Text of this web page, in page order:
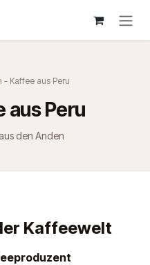
- Kaffee aus Peru
Peru
den Anden
Kaffeewelt